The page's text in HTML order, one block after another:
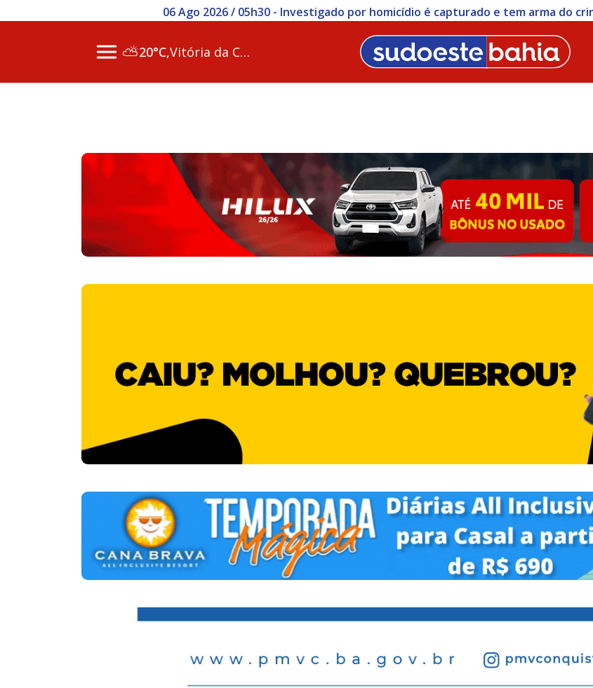
06 Ago 2026 / 05h30 - Investigado por homicídio é capturado e tem arma do
⛅20°C, Vitória da Conq…